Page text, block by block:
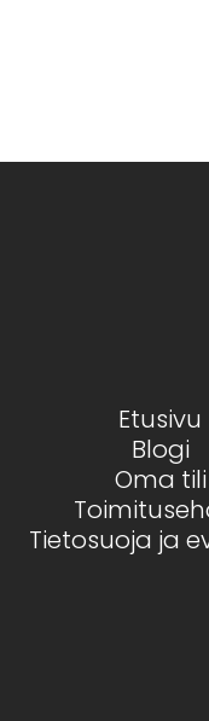
Etusivu
Blogi
Oma tili
Tietosuoja ja